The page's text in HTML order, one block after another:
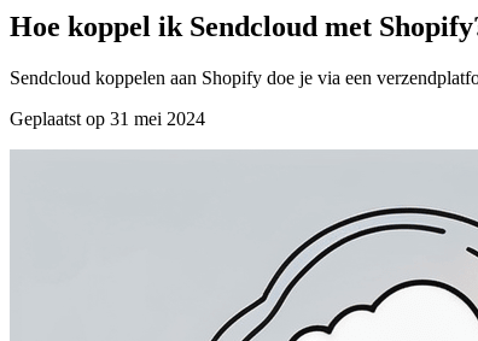
Hoe koppel ik Sendcloud met
Sendcloud koppelen aan Shopify doe je via een
Geplaatst op 31 mei 2024